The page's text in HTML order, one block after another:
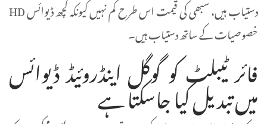
دستیاب ہیں، سبھی کی قیمت اس طرح کم نہیں کیونکہ کچھ ڈیوائس HD
خصوصیات کے ساتھ دستیاب ہیں۔
فائر ٹیبلٹ کو گوگل اینڈروئیڈ ڈیوائس
میں تبدیل کیا جاسکتا ہے